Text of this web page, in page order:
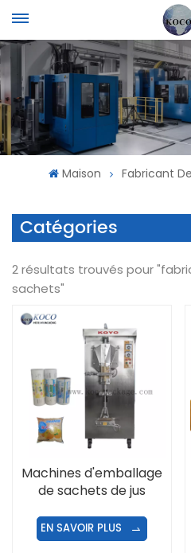
Maison Fabricant
Catégories
2 résultats trouvés pour
sachets"
Machines d'emballage
de sachets de jus
EN SAVOIR PLUS